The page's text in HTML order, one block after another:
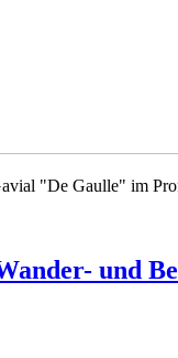
"De Gaulle" im
und